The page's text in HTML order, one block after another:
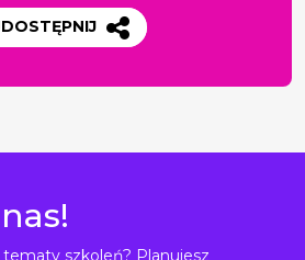
tematy szkoleń? Planujesz